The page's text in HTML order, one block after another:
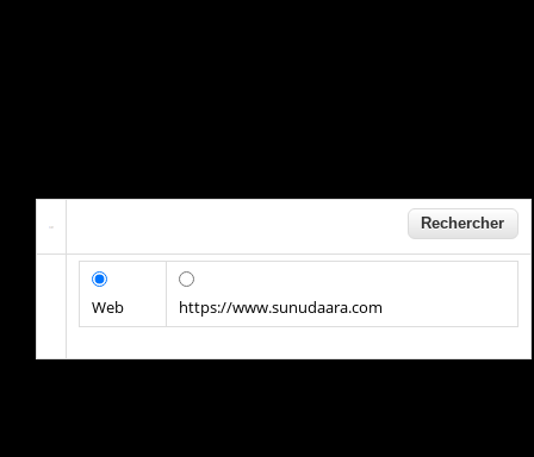
Web https://www.sunudaara.com